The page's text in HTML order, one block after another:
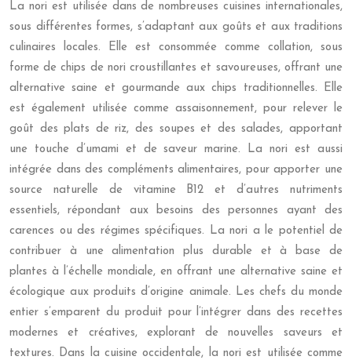
La nori est utilisée dans de nombreuses cuisines internationales,
sous différentes formes, s’adaptant aux goûts et aux traditions
culinaires locales. Elle est consommée comme collation, sous
forme de chips de nori croustillantes et savoureuses, offrant une
alternative saine et gourmande aux chips traditionnelles. Elle
est également utilisée comme assaisonnement, pour relever le
goût des plats de riz, des soupes et des salades, apportant
une touche d’umami et de saveur marine. La nori est aussi
intégrée dans des compléments alimentaires, pour apporter une
source naturelle de vitamine B12 et d’autres nutriments
essentiels, répondant aux besoins des personnes ayant des
carences ou des régimes spécifiques. La nori a le potentiel de
contribuer à une alimentation plus durable et à base de
plantes à l’échelle mondiale, en offrant une alternative saine et
écologique aux produits d’origine animale. Les chefs du monde
entier s’emparent du produit pour l’intégrer dans des recettes
modernes et créatives, explorant de nouvelles saveurs et
textures. Dans la cuisine occidentale, la nori est utilisée comme